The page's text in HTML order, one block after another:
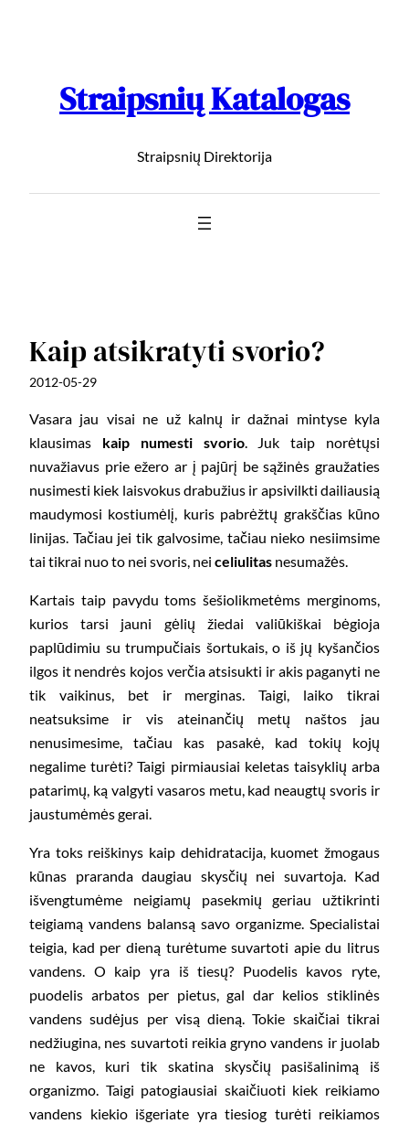
Straipsnių Katalogas
Straipsnių Direktorija
Kaip atsikratyti svorio?
2012-05-29
Vasara jau visai ne už kalnų ir dažnai mintyse kyla
klausimas kaip numesti svorio. Juk taip norėtųsi
nuvažiavus prie ežero ar į pajūrį be sąžinės graužaties
nusimesti kiek laisvokus drabužius ir apsivilkti dailiausią
maudymosi kostiumėlį, kuris pabrėžtų grakščias kūno
linijas. Tačiau jei tik galvosime, tačiau nieko nesiimsime
tai tikrai nuo to nei svoris, nei celiulitas nesumažės.
Kartais taip pavydu toms šešiolikmetėms merginoms,
kurios tarsi jauni gėlių žiedai valiūkiškai bėgioja
paplūdimiu su trumpučiais šortukais, o iš jų kyšančios
ilgos it nendrės kojos verčia atsisukti ir akis paganyti ne
tik vaikinus, bet ir merginas. Taigi, laiko tikrai
neatsuksime ir vis ateinančių metų naštos jau
nenusimesime, tačiau kas pasakė, kad tokių kojų
negalime turėti? Taigi pirmiausiai keletas taisyklių arba
patarimų, ką valgyti vasaros metu, kad neaugtų svoris ir
jaustumėmės gerai.
Yra toks reiškinys kaip dehidratacija, kuomet žmogaus
kūnas praranda daugiau skysčių nei suvartoja. Kad
išvengtumėme neigiamų pasekmių geriau užtikrinti
teigiamą vandens balansą savo organizme. Specialistai
teigia, kad per dieną turėtume suvartoti apie du litrus
vandens. O kaip yra iš tiesų? Puodelis kavos ryte,
puodelis arbatos per pietus, gal dar kelios stiklinės
vandens sudėjus per visą dieną. Tokie skaičiai tikrai
nedžiugina, nes suvartoti reikia gryno vandens ir juolab
ne kavos, kuri tik skatina skysčių pasišalinimą iš
organizmo. Taigi patogiausiai skaičiuoti kiek reikiamo
vandens kiekio išgeriate yra tiesiog turėti reikiamos